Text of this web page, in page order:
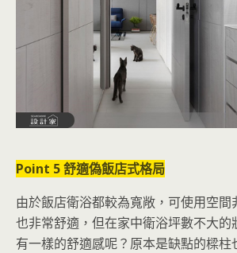
Point 5 舒適偽飯店式格局
由於飯店衛浴都較為寬敞，可使用空間
也非常舒適，但在家中衛浴坪數不大的
有一樣的舒適感呢？原本是缺點的樑柱